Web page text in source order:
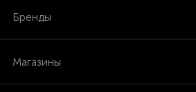
Бренды
Магазины